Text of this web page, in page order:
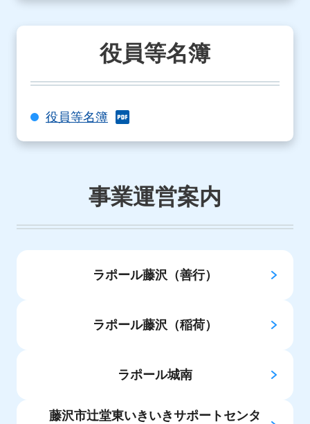
役員等名簿
役員等名簿
事業運営案内
ラポール藤沢（善行）
ラポール藤沢（稲荷）
ラポール城南
藤沢市辻堂東いきいきサポートセンタ